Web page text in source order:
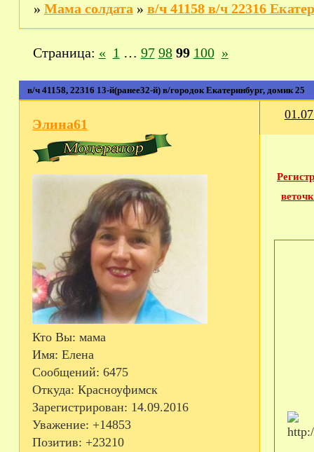
» Мама солдата » в/ч 41158 в/ч 22316
в/ч 41158, 22316 13-й(ранее32-й) в/городок Екатеринбург, домик 25
Страница: « 1 … 97 98 99 100 »
Элина61
Кто Вы: мама
Имя: Елена
Сообщений: 6475
Откуда: Красноуфимск
Зарегистрирован: 14.09.2016
Уважение: +14853
Позитив: +23210